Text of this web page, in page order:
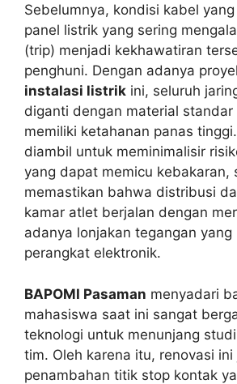
Sebelumnya, kondisi kabel
panel listrik yang sering
(trip) menjadi kekhawatiran
penghuni. Dengan adanya
instalasi listrik ini, seluruh
diganti dengan material standar
memiliki ketahanan panas
diambil untuk meminimalisir
yang dapat memicu kebakaran,
memastikan bahwa distribusi
kamar atlet berjalan dengan
adanya lonjakan tegangan yang
perangkat elektronik.
BAPOMI Pasaman menyadari
mahasiswa saat ini sangat
teknologi untuk menunjang
tim. Oleh karena itu, renovasi
penambahan titik stop kontak